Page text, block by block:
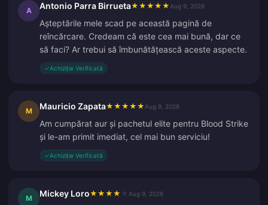
A Antonio Parra Birrueta★ ★ ★ ★ ★ Aug 9, 2026
Așteptările mele scad pe această pagină de
reîncărcare. Credeam că este cea mai bună, dar ce
să faci? Ar trebui să îmbunătățească aceste aspecte.
✓Achiziție Verificată
M Mauricio Zapata★ ★ ★ ★ ★ Aug 9, 2026
Am cumpărat aur și pachetul elite pentru Blood Strike
și le-am primit imediat, cel mai bun serviciu!
✓Achiziție Verificată
M Mickey Loro★ ★ ★ ★ Aug 9, 2026